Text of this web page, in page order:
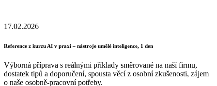
17.02.2026
Reference z kurzu AI v praxi – nástroje umělé inteligence, 1 den
Výborná příprava s reálnými příklady směrované na naší firmu,
dostatek tipů a doporučení, spousta věcí z osobní zkušenosti, zájem
o naše osobně-pracovní potřeby.